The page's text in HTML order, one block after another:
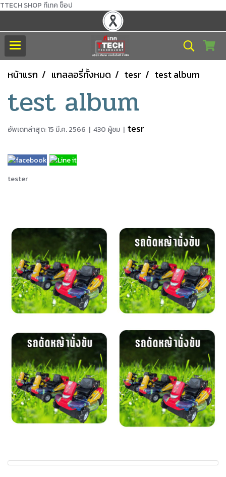
TTECH SHOP ทีเทค ช็อป
หน้าแรก แกลลอรี่ทั้งหมด tesr test album
test album
อัพเดทล่าสุด: 15 มี.ค. 2566 | 430 ผู้ชม | tesr
tester